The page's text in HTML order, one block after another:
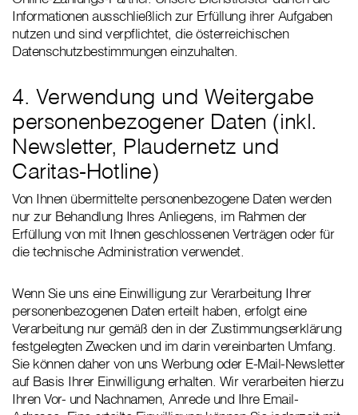
Informationen ausschließlich zur Erfüllung ihrer Aufgaben
nutzen und sind verpflichtet, die österreichischen
Datenschutzbestimmungen einzuhalten.
4. Verwendung und Weitergabe
personenbezogener Daten (inkl.
Newsletter, Plaudernetz und
Caritas-Hotline)
Von Ihnen übermittelte personenbezogene Daten werden
nur zur Behandlung Ihres Anliegens, im Rahmen der
Erfüllung von mit Ihnen geschlossenen Verträgen oder für
die technische Administration verwendet.
Wenn Sie uns eine Einwilligung zur Verarbeitung Ihrer
personenbezogenen Daten erteilt haben, erfolgt eine
Verarbeitung nur gemäß den in der Zustimmungserklärung
festgelegten Zwecken und im darin vereinbarten Umfang.
Sie können daher von uns Werbung oder E-Mail-Newsletter
auf Basis Ihrer Einwilligung erhalten. Wir verarbeiten hierzu
Ihren Vor- und Nachnamen, Anrede und Ihre Email-